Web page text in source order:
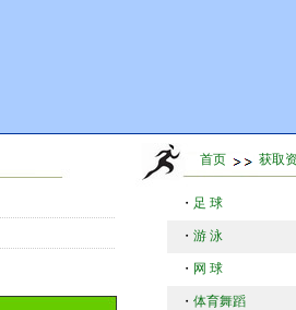
首页 获取
・ 足 球
・ 游 泳
・ 网 球
・ 体育舞蹈